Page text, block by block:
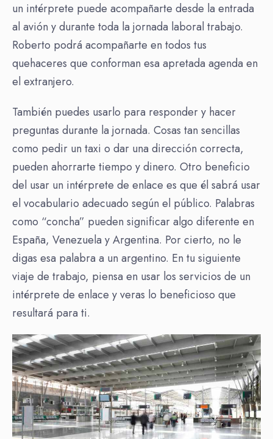
un intérprete puede acompañarte desde la entrada
al avión y durante toda la jornada laboral trabajo.
Roberto podrá acompañarte en todos tus
quehaceres que conforman esa apretada agenda en
el extranjero.
También puedes usarlo para responder y hacer
preguntas durante la jornada. Cosas tan sencillas
como pedir un taxi o dar una dirección correcta,
pueden ahorrarte tiempo y dinero. Otro beneficio
del usar un intérprete de enlace es que él sabrá usar
el vocabulario adecuado según el público. Palabras
como “concha” pueden significar algo diferente en
España, Venezuela y Argentina. Por cierto, no le
digas esa palabra a un argentino. En tu siguiente
viaje de trabajo, piensa en usar los servicios de un
intérprete de enlace y veras lo beneficioso que
resultará para ti.